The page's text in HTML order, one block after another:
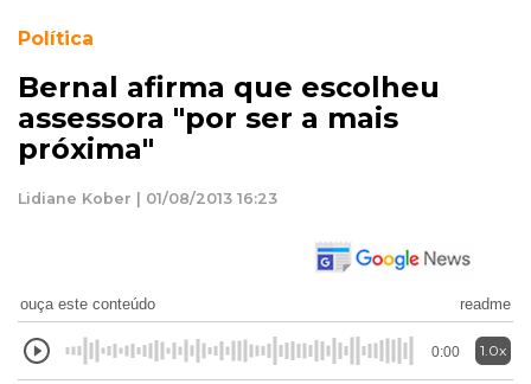
Política
Bernal afirma que escolheu
assessora "por ser a mais
próxima"
Lidiane Kober | 01/08/2013 16:23
ouça este conteúdo readme
0:00 1.0x